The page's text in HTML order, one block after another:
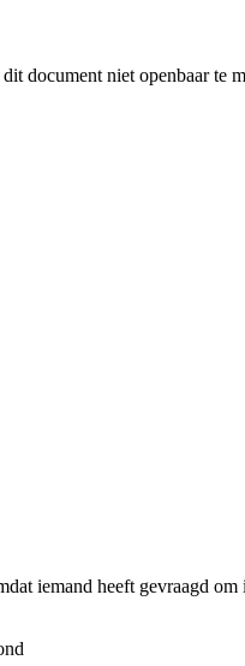
document niet openbaar te
iemand heeft gevraagd